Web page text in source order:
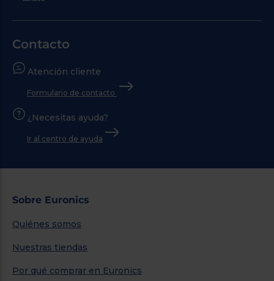
Contacto
Atención cliente
Formulario de contacto
¿Necesitas ayuda?
Ir al centro de ayuda
Sobre Euronics
Quiénes somos
Nuestras tiendas
Por qué comprar en Euronics